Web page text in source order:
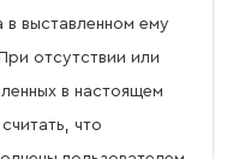
в выставленном ему
отсутствии или
в настоящем
что